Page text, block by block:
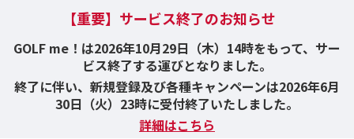
【重要】サービス終了のお知らせ
GOLF me！は2026年10月29日（木）14時をもって、サー
ビス終了する運びとなりました。
終了に伴い、新規登録及び各種キャンペーンは2026年6月
30日（火）23時に受付終了いたしました。
詳細はこちら